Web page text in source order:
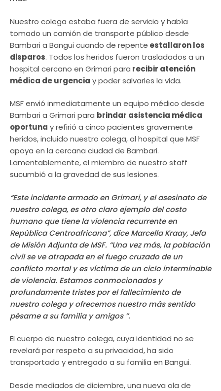
Nuestro colega estaba fuera de servicio y había
tomado un camión de transporte público desde
Bambari a Bangui cuando de repente estallaron los
disparos. Todos los heridos fueron trasladados a un
hospital cercano en Grimari para recibir atención
médica de urgencia y poder salvarles la vida.
MSF envió inmediatamente un equipo médico desde
Bambari a Grimari para brindar asistencia médica
oportuna y refirió a cinco pacientes gravemente
heridos, incluido nuestro colega, al hospital que MSF
apoya en la cercana ciudad de Bambari.
Lamentablemente, el miembro de nuestro staff
sucumbió a la gravedad de sus lesiones.
“Este incidente armado en Grimari, y el asesinato de
nuestro colega, es otro claro ejemplo del costo
humano que tiene la violencia recurrente en
República Centroafricana”, dice Marcella Kraay, Jefa
de Misión Adjunta de MSF. “Una vez más, la población
civil se ve atrapada en el fuego cruzado de un
conflicto mortal y es víctima de un ciclo interminable
de violencia. Estamos conmocionados y
profundamente tristes por el fallecimiento de
nuestro colega y ofrecemos nuestro más sentido
pésame a su familia y amigos ”.
El cuerpo de nuestro colega, cuya identidad no se
revelará por respeto a su privacidad, ha sido
transportado y entregado a su familia en Bangui.
Desde mediados de diciembre, una nueva ola de